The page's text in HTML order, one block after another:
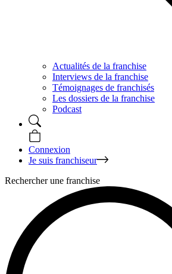
Actualités de la franchise
Interviews de la franchise
Témoignages de franchisés
Les dossiers de la franchise
Podcast
Connexion
Je suis franchiseur
Rechercher une franchise